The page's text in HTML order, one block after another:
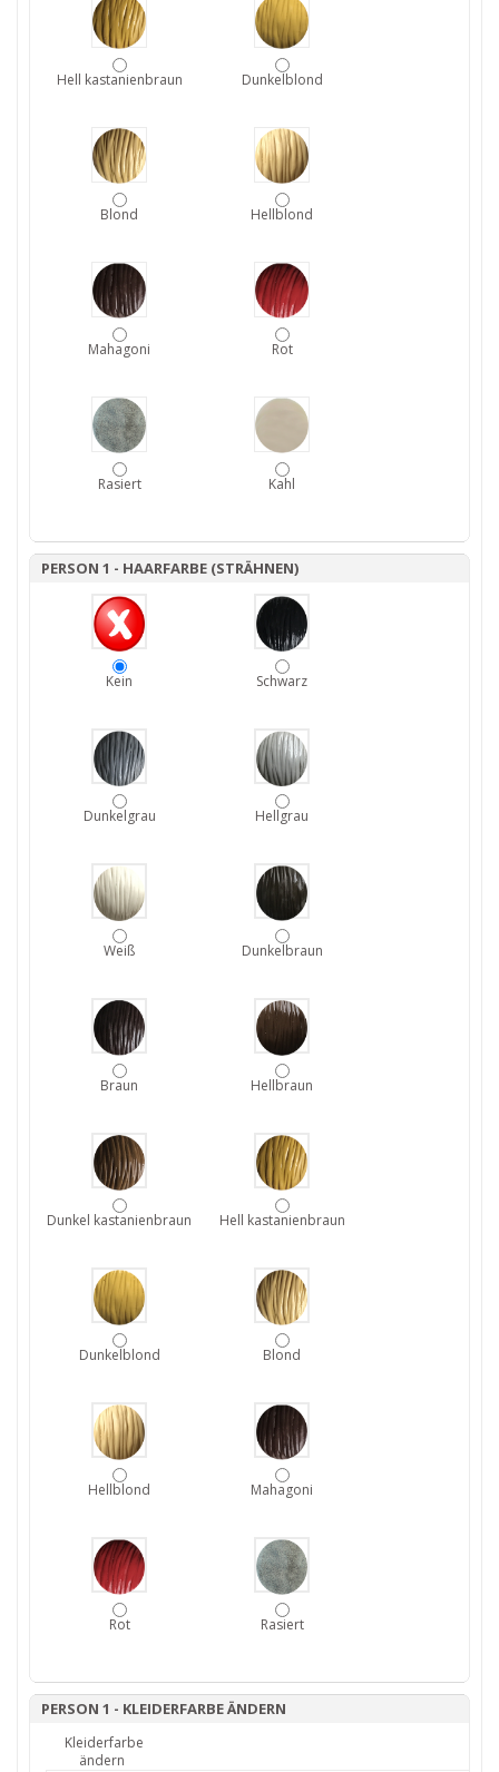
Hell kastanienbraun Dunkelblond
Blond Hellblond
Mahagoni Rot
Rasiert Kahl
PERSON 1 - HAARFARBE (STRÄHNEN)
Kein Schwarz
Dunkelgrau Hellgrau
Weiß Dunkelbraun
Braun Hellbraun
Dunkel kastanienbraun Hell kastanienbraun
Dunkelblond Blond
Hellblond Mahagoni
Rot Rasiert
PERSON 1 - KLEIDERFARBE ÄNDERN
Kleiderfarbe
ändern